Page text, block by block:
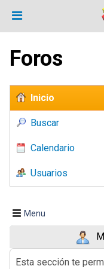
Foros
Inicio
Buscar
Calendario
Usuarios
Menu
Esta sección te